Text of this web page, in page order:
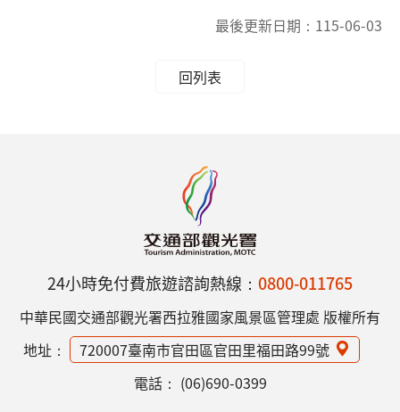
最後更新日期： 115-06-03
回列表
24小時免付費旅遊諮詢熱線： 0800-011765
中華民國交通部觀光署西拉雅國家風景區管理處 版權所有
地址：
720007臺南市官田區官田里福田路99號
電話： (06)690-0399